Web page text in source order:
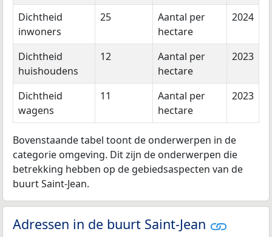
Dichtheid
inwoners
25
Aantal per
hectare
2024
Dichtheid
huishoudens
12
Aantal per
hectare
2023
Dichtheid
wagens
11
Aantal per
hectare
2023
Bovenstaande tabel toont de onderwerpen in de
categorie omgeving. Dit zijn de onderwerpen die
betrekking hebben op de gebiedsaspecten van de
buurt Saint-Jean.
Adressen in de buurt Saint-Jean